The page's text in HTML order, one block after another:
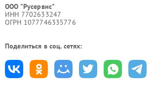
ООО "Русервис"
ИНН 7702633247
ОГРН 1077746335776
Поделиться в соц. сетях: